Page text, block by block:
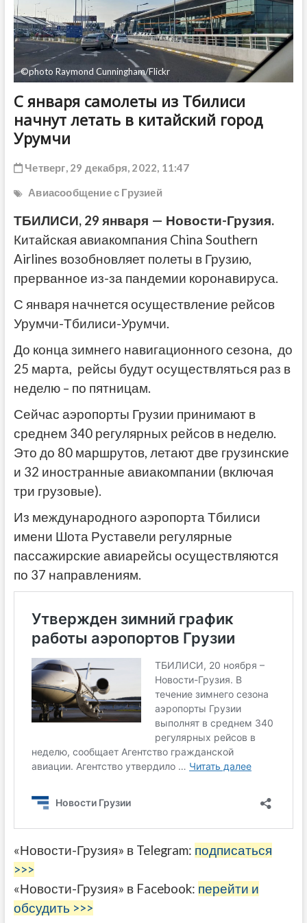
©photo Raymond Cunningham/Flickr
С января самолеты из Тбилиси
начнут летать в китайский город
Урумчи
Четверг, 29 декабря, 2022, 11:47
Авиасообщение с Грузией
ТБИЛИСИ, 29 января — Новости-Грузия.
Китайская авиакомпания China Southern
Airlines возобновляет полеты в Грузию,
прерванное из-за пандемии коронавируса.
С января начнется осуществление рейсов
Урумчи-Тбилиси-Урумчи.
До конца зимнего навигационного сезона, до
25 марта, рейсы будут осуществляться раз в
неделю – по пятницам.
Сейчас аэропорты Грузии принимают в
среднем 340 регулярных рейсов в неделю.
Это до 80 маршрутов, летают две грузинские
и 32 иностранные авиакомпании (включая
три грузовые).
Из международного аэропорта Тбилиси
имени Шота Руставели регулярные
пассажирские авиарейсы осуществляются
по 37 направлениям.
«Новости-Грузия» в Telegram: подписаться
>>>
«Новости-Грузия» в Facebook: перейти и
обсудить >>>